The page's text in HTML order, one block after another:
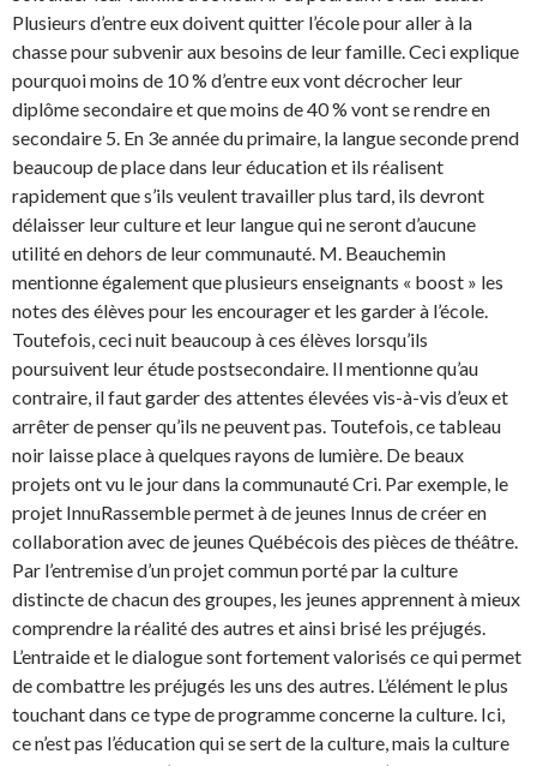
Plusieurs d’entre eux doivent quitter l’école pour aller à la
chasse pour subvenir aux besoins de leur famille. Ceci explique
pourquoi moins de 10 % d’entre eux vont décrocher leur
diplôme secondaire et que moins de 40 % vont se rendre en
secondaire 5. En 3e année du primaire, la langue seconde prend
beaucoup de place dans leur éducation et ils réalisent
rapidement que s’ils veulent travailler plus tard, ils devront
délaisser leur culture et leur langue qui ne seront d’aucune
utilité en dehors de leur communauté. M. Beauchemin
mentionne également que plusieurs enseignants « boost » les
notes des élèves pour les encourager et les garder à l’école.
Toutefois, ceci nuit beaucoup à ces élèves lorsqu’ils
poursuivent leur étude postsecondaire. Il mentionne qu’au
contraire, il faut garder des attentes élevées vis-à-vis d’eux et
arrêter de penser qu’ils ne peuvent pas. Toutefois, ce tableau
noir laisse place à quelques rayons de lumière. De beaux
projets ont vu le jour dans la communauté Cri. Par exemple, le
projet InnuRassemble permet à de jeunes Innus de créer en
collaboration avec de jeunes Québécois des pièces de théâtre.
Par l’entremise d’un projet commun porté par la culture
distincte de chacun des groupes, les jeunes apprennent à mieux
comprendre la réalité des autres et ainsi brisé les préjugés.
L’entraide et le dialogue sont fortement valorisés ce qui permet
de combattre les préjugés les uns des autres. L’élément le plus
touchant dans ce type de programme concerne la culture. Ici,
ce n’est pas l’éducation qui se sert de la culture, mais la culture